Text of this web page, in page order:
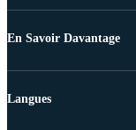
En Savoir Davantage
Langues